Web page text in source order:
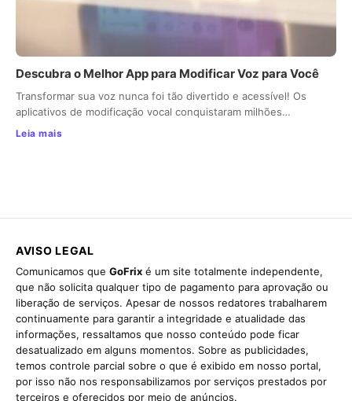
Descubra o Melhor App para Modificar Voz para Você
Transformar sua voz nunca foi tão divertido e acessível! Os
aplicativos de modificação vocal conquistaram milhões…
Leia mais
AVISO LEGAL
Comunicamos que GoFrix é um site totalmente independente,
que não solicita qualquer tipo de pagamento para aprovação ou
liberação de serviços. Apesar de nossos redatores trabalharem
continuamente para garantir a integridade e atualidade das
informações, ressaltamos que nosso conteúdo pode ficar
desatualizado em alguns momentos. Sobre as publicidades,
temos controle parcial sobre o que é exibido em nosso portal,
por isso não nos responsabilizamos por serviços prestados por
terceiros e oferecidos por meio de anúncios.